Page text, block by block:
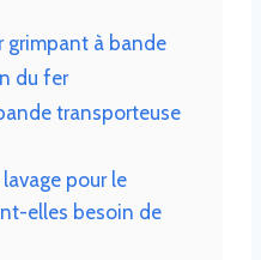
grimpant à bande
du fer
transporteuse
pour le
elles besoin de